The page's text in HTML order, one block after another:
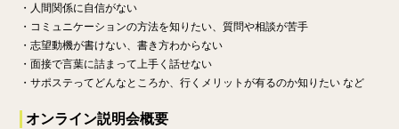
・人間関係に自信がない
・コミュニケーションの方法を知りたい、質問や相談が苦手
・志望動機が書けない、書き方わからない
・面接で言葉に詰まって上手く話せない
・サポステってどんなところか、行くメリットが有るのか知りたい など
オンライン説明会概要